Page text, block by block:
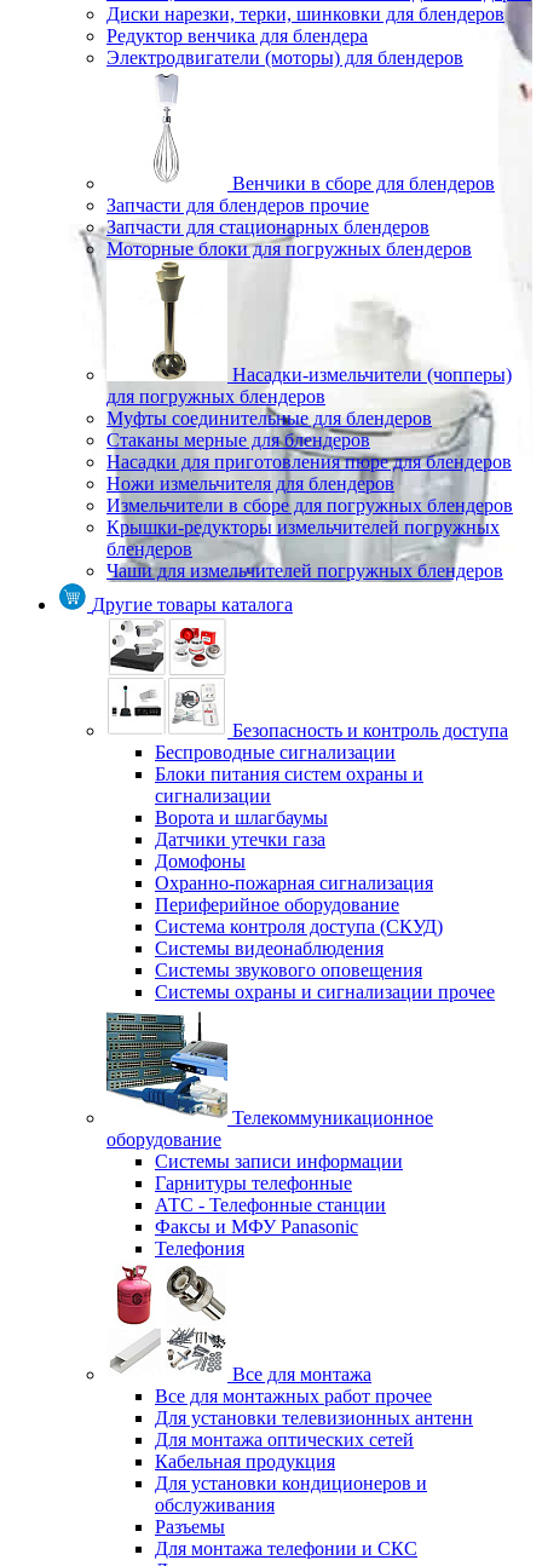
Диски нарезки, терки, шинковки для блендеров
Редуктор венчика для блендера
Электродвигатели (моторы) для блендеров
Венчики в сборе для блендеров
Запчасти для блендеров прочие
Запчасти для стационарных блендеров
Моторные блоки для погружных блендеров
Насадки-измельчители (чопперы)
для погружных блендеров
Муфты соединительные для блендеров
Стаканы мерные для блендеров
Насадки для приготовления пюре для блендеров
Ножи измельчителя для блендеров
Измельчители в сборе для погружных блендеров
Крышки-редукторы измельчителей погружных
блендеров
Чаши для измельчителей погружных блендеров
Другие товары каталога
Безопасность и контроль доступа
Беспроводные сигнализации
Блоки питания систем охраны и
сигнализации
Ворота и шлагбаумы
Датчики утечки газа
Домофоны
Охранно-пожарная сигнализация
Периферийное оборудование
Система контроля доступа (СКУД)
Системы видеонаблюдения
Системы звукового оповещения
Системы охраны и сигнализации прочее
Телекоммуникационное
оборудование
Системы записи информации
Гарнитуры телефонные
АТС - Телефонные станции
Факсы и МФУ Panasonic
Телефония
Все для монтажа
Все для монтажных работ прочее
Для установки телевизионных антенн
Для монтажа оптических сетей
Кабельная продукция
Для установки кондиционеров и
обслуживания
Разъемы
Для монтажа телефонии и СКС